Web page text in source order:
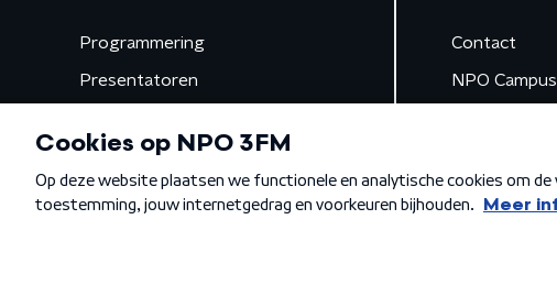
Programmering
Presentatoren
Gemist
Contact
NPO Campus
Algemene voorwaarden Privacybeleid